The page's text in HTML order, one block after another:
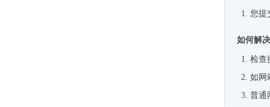
您提
如何解
检查
如网
普通